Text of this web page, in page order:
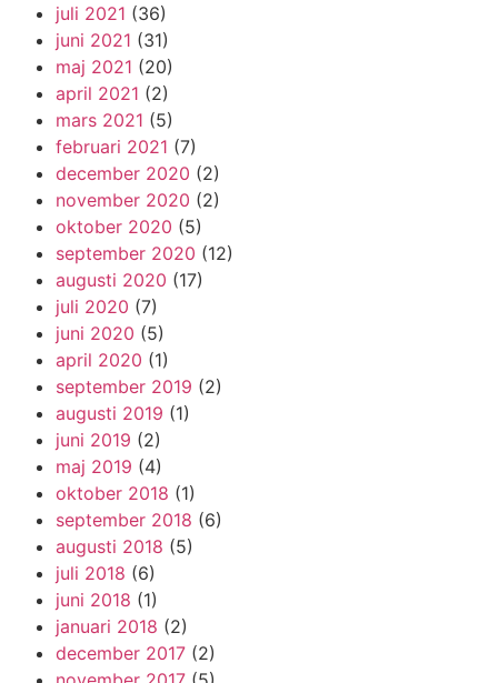
juli 2021 (36)
juni 2021 (31)
maj 2021 (20)
april 2021 (2)
mars 2021 (5)
februari 2021 (7)
december 2020 (2)
november 2020 (2)
oktober 2020 (5)
september 2020 (12)
augusti 2020 (17)
juli 2020 (7)
juni 2020 (5)
april 2020 (1)
september 2019 (2)
augusti 2019 (1)
juni 2019 (2)
maj 2019 (4)
oktober 2018 (1)
september 2018 (6)
augusti 2018 (5)
juli 2018 (6)
juni 2018 (1)
januari 2018 (2)
december 2017 (2)